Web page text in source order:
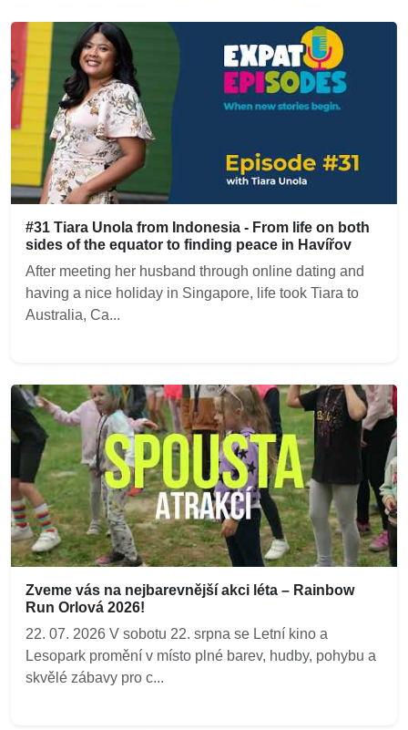
#31 Tiara Unola from Indonesia - From life on both
sides of the equator to finding peace in Havířov
After meeting her husband through online dating and
having a nice holiday in Singapore, life took Tiara to
Australia, Ca...
Zveme vás na nejbarevnější akci léta – Rainbow
Run Orlová 2026!
22. 07. 2026 V sobotu 22. srpna se Letní kino a
Lesopark promění v místo plné barev, hudby, pohybu a
skvělé zábavy pro c...